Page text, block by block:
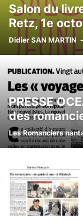
Salon du
Retz, 1e
Didier SAN MARTIN -
PRESSE
des
Les Romanciers